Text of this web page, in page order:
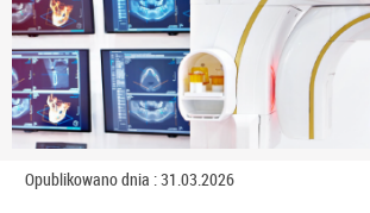
Opublikowano dnia : 31.03.2026